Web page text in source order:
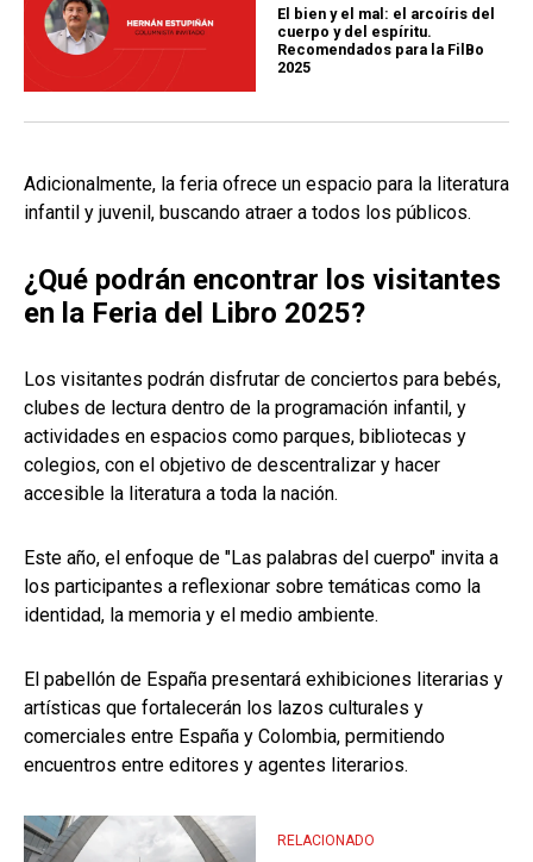
El bien y el mal: el arcoíris del
cuerpo y del espíritu.
Recomendados para la FilBo
2025
Adicionalmente, la feria ofrece un espacio para la literatura
infantil y juvenil, buscando atraer a todos los públicos.
¿Qué podrán encontrar los visitantes
en la Feria del Libro 2025?
Los visitantes podrán disfrutar de conciertos para bebés,
clubes de lectura dentro de la programación infantil, y
actividades en espacios como parques, bibliotecas y
colegios, con el objetivo de descentralizar y hacer
accesible la literatura a toda la nación.
Este año, el enfoque de "Las palabras del cuerpo" invita a
los participantes a reflexionar sobre temáticas como la
identidad, la memoria y el medio ambiente.
El pabellón de España presentará exhibiciones literarias y
artísticas que fortalecerán los lazos culturales y
comerciales entre España y Colombia, permitiendo
encuentros entre editores y agentes literarios.
RELACIONADO